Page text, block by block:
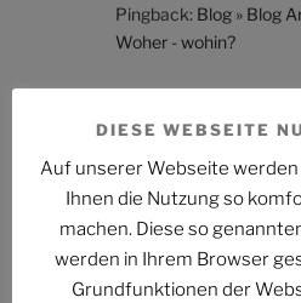
Pingback: Blog » Blog
Woher - wohin?
Schreibe einen Kommentar
Erforderliche Felder sind mit
Kommentar*
DIESE WEBSEITE
Auf unserer Webseite
Ihnen die Nutzung so
machen. Diese so
werden in Ihrem Browser
Grundfunktionen der